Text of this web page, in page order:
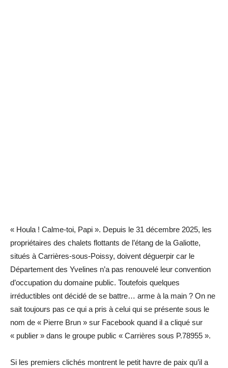
« Houla ! Calme-toi, Papi ». Depuis le 31 décembre 2025, les
propriétaires des chalets flottants de l’étang de la Galiotte,
situés à Carrières-sous-Poissy, doivent déguerpir car le
Département des Yvelines n’a pas renouvelé leur convention
d’occupation du domaine public. Toutefois quelques
irréductibles ont décidé de se battre… arme à la main ? On ne
sait toujours pas ce qui a pris à celui qui se présente sous le
nom de « Pierre Brun » sur Facebook quand il a cliqué sur
« publier » dans le groupe public « Carrières sous P.78955 ».
Si les premiers clichés montrent le petit havre de paix qu’il a